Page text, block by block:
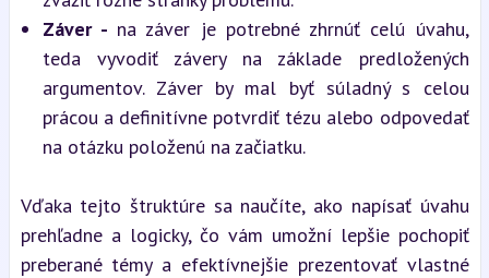
Záver - na záver je potrebné zhrnúť celú úvahu,
teda vyvodiť závery na základe predložených
argumentov. Záver by mal byť súladný s celou
prácou a definitívne potvrdiť tézu alebo odpovedať
na otázku položenú na začiatku.
Vďaka tejto štruktúre sa naučíte, ako napísať úvahu
prehľadne a logicky, čo vám umožní lepšie pochopiť
preberané témy a efektívnejšie prezentovať vlastné